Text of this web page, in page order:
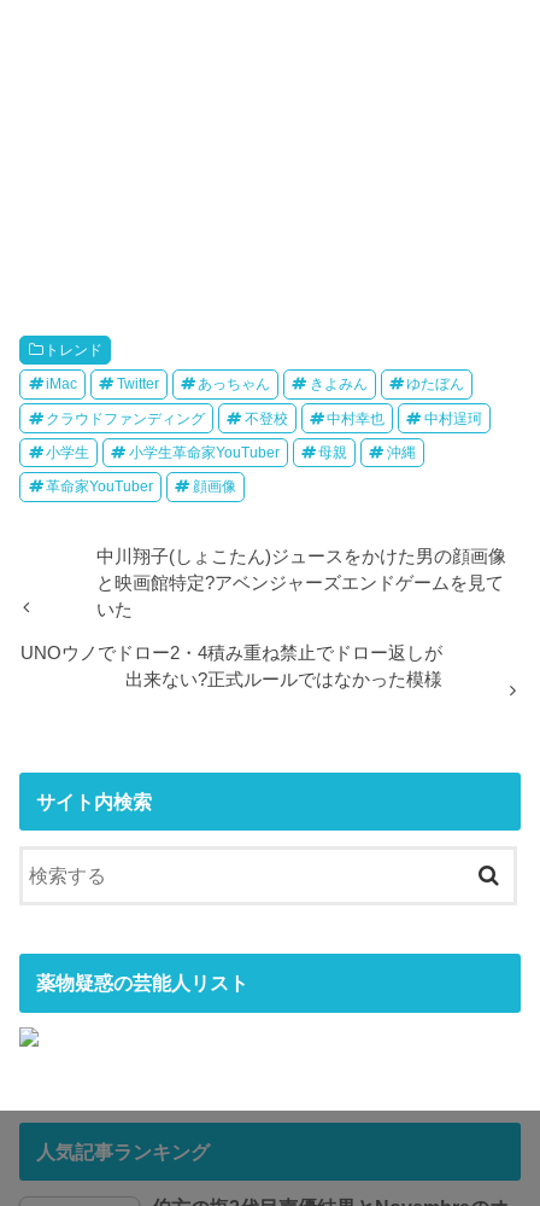
トレンド
iMac Twitter あっちゃん きよみん ゆたぼん
クラウドファンディング 不登校 中村幸也 中村逞珂
小学生 小学生革命家YouTuber 母親 沖縄
革命家YouTuber 顔画像
中川翔子(しょこたん)ジュースをかけた男の顔画像
と映画館特定?アベンジャーズエンドゲームを見て
いた
UNOウノでドロー2・4積み重ね禁止でドロー返しが
出来ない?正式ルールではなかった模様
サイト内検索
薬物疑惑の芸能人リスト
人気記事ランキング